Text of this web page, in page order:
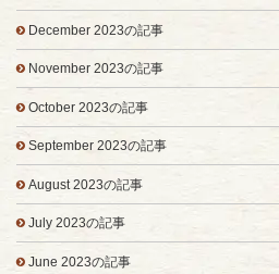
December 2023の記事
November 2023の記事
October 2023の記事
September 2023の記事
August 2023の記事
July 2023の記事
June 2023の記事